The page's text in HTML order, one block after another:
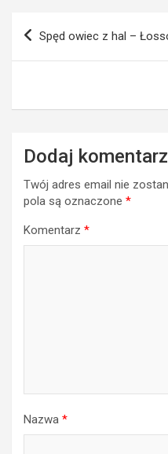
Nawigacja
wpisu
Spęd owiec z hal –
Dodaj komentarz
Twój adres email nie
pola są oznaczone *
Komentarz *
Nazwa *